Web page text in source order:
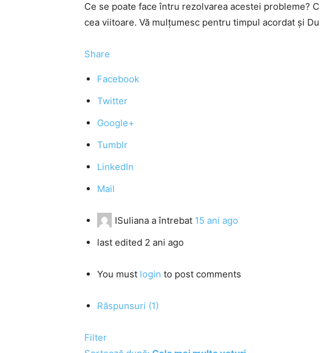
Ce se poate face întru rezolvarea acestei probleme?
cea viitoare. Vă mulţumesc pentru timpul acordat şi
Share
Facebook
Twitter
Google+
Tumblr
LinkedIn
Mail
ISuliana a întrebat 15 ani ago
last edited 2 ani ago
You must login to post comments
Răspunsuri (1)
Filter